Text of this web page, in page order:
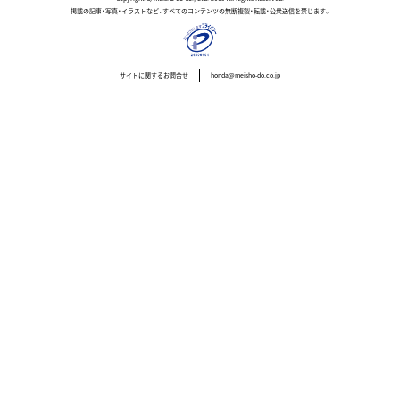
掲載の記事・写真・イラストなど、すべてのコンテンツの無断複製・転載・公衆送信を禁じます。
サイトに関するお問合せ honda@meisho-do.co.jp